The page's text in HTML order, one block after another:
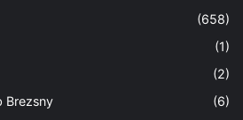
(658)
(1)
(2)
Brezsny
(6)